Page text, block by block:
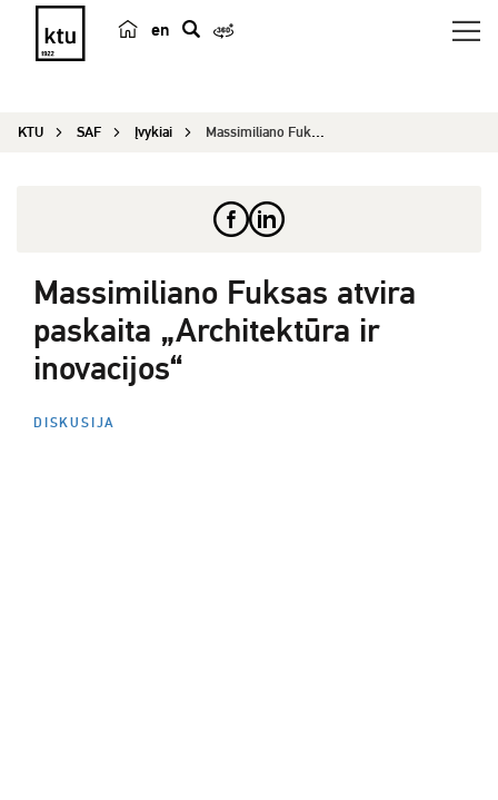
en
e
KTU SAF Įvykiai Massimiliano Fuksas atvira paskaita „Architektūr...
Massimiliano Fuksas atvira
paskaita „Architektūra ir
inovacijos“
DISKUSIJA